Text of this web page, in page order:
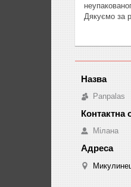
Дякуємо за
Panpalas
Мілана